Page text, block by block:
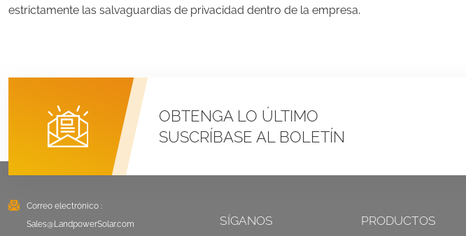
estrictamente las salvaguardias de privacidad dentro de la empresa.
OBTENGA LO ÚLTIMO
SUSCRÍBASE AL BOLETÍN
Correo electrónico :
Sales@LandpowerSolar.com
SÍGANOS PRODUCTOS